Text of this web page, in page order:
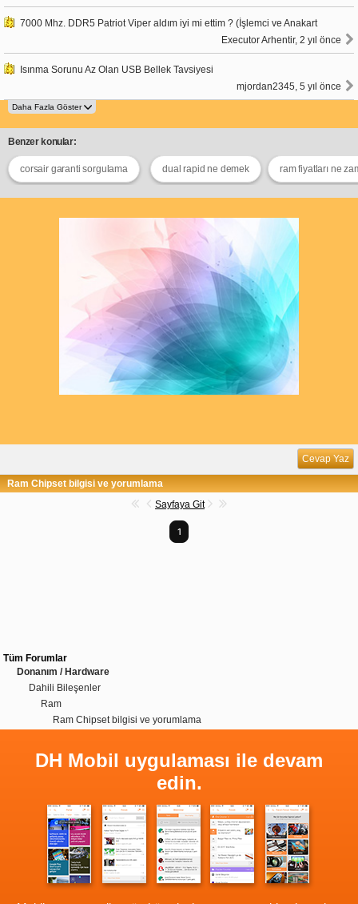
7000 Mhz. DDR5 Patriot Viper aldım iyi mi ettim ? (İşlemci ve Anakart
Executor Arhentir, 2 yıl önce
Isınma Sorunu Az Olan USB Bellek Tavsiyesi
mjordan2345, 5 yıl önce
Benzer konular:
corsair garanti sorgulama dual rapid ne demek ram fiyatları ne
Cevap Yaz
Ram Chipset bilgisi ve yorumlama
Sayfaya Git
1
Tüm Forumlar
Donanım / Hardware
Dahili Bileşenler
Ram
Ram Chipset bilgisi ve yorumlama
DH Mobil uygulaması ile devam
edin.